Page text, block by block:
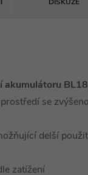
se
delší
zatížení